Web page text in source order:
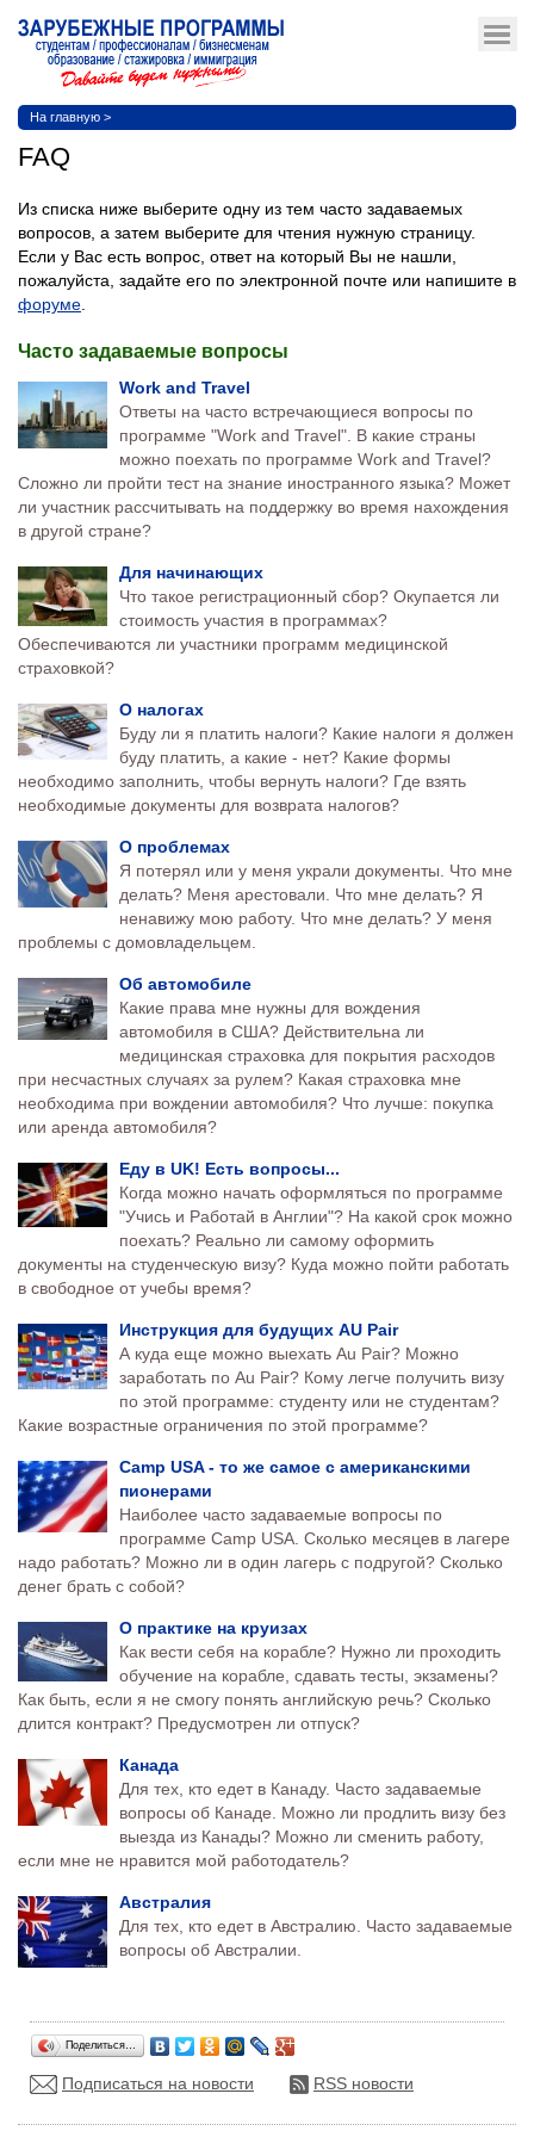
На главную >
FAQ
Из списка ниже выберите одну из тем часто задаваемых
вопросов, а затем выберите для чтения нужную страницу.
Если у Вас есть вопрос, ответ на который Вы не нашли,
пожалуйста, задайте его по электронной почте или напишите в
форуме
Часто задаваемые вопросы
Work and Travel
Ответы на часто встречающиеся вопросы по
программе "Work and Travel". В какие страны
можно поехать по программе Work and Travel?
Сложно ли пройти тест на знание иностранного языка? Может
ли участник рассчитывать на поддержку во время нахождения
в другой стране?
Для начинающих
Что такое регистрационный сбор? Окупается ли
стоимость участия в программах?
Обеспечиваются ли участники программ медицинской
страховкой?
О налогах
Буду ли я платить налоги? Какие налоги я должен
буду платить, а какие - нет? Какие формы
необходимо заполнить, чтобы вернуть налоги? Где взять
необходимые документы для возврата налогов?
О проблемах
Я потерял или у меня украли документы. Что мне
делать? Меня арестовали. Что мне делать? Я
ненавижу мою работу. Что мне делать? У меня
проблемы с домовладельцем.
Об автомобиле
Какие права мне нужны для вождения
автомобиля в CШA? Действительна ли
медицинская страховка для покрытия расходов
при несчастных случаях за рулем? Какая страховка мне
необходима при вождении автомобиля? Что лучше: покупка
или аренда автомобиля?
Еду в UK! Есть вопросы...
Когда можно начать оформляться по программе
"Учись и Работай в Англии"? На какой срок можно
поехать? Реально ли самому оформить
документы на студенческую визу? Куда можно пойти работать
в свободное от учебы время?
Инструкция для будущих AU Pair
А куда еще можно выехать Au Pair? Можно
заработать по Au Pair? Кому легче получить визу
по этой программе: студенту или не студентам?
Какие возрастные ограничения по этой программе?
Camp USA - то же самое с американскими
пионерами
Наиболее часто задаваемые вопросы по
программе Camp USA. Сколько месяцев в лагере
надо работать? Можно ли в один лагерь с подругой? Сколько
денег брать с собой?
О практике на круизах
Как вести себя на корабле? Нужно ли проходить
обучение на корабле, сдавать тесты, экзамены?
Как быть, если я не смогу понять английскую речь? Сколько
длится контракт? Предусмотрен ли отпуск?
Канада
Для тех, кто едет в Канаду. Часто задаваемые
вопросы об Канаде. Можно ли продлить визу без
выезда из Канады? Можно ли сменить работу,
если мне не нравится мой работодатель?
Австралия
Для тех, кто едет в Австралию. Часто задаваемые
вопросы об Австралии.
Поделиться…
Подписаться на новости RSS новости